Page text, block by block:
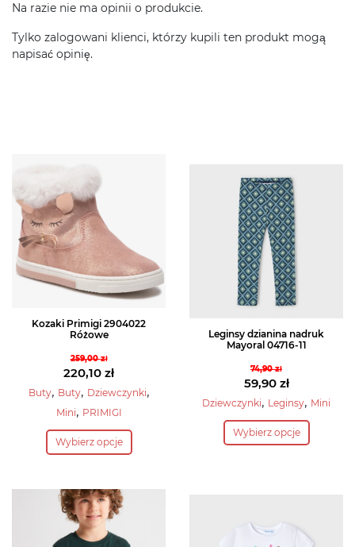
Na razie nie ma opinii o produkcie.
Tylko zalogowani klienci, którzy kupili ten produkt mogą
napisać opinię.
Kozaki Primigi 2904022
Różowe
259,00zł
Pierwotna
cena
wynosiła:
220,10 zł
Aktualna
cena
220,10 zł.
Buty, Buty, Dziewczynki,
Mini, PRIMIGI
Wybierz opcje
Ten
produkt
wiele
wariantów.
Opcje
Leginsy dzianina nadruk
Mayoral 04716-11
74,90zł
Pierwotna
cena
wynosiła:
74,90 zł.
59,90 zł
Aktualna
cena
wynosi:
Dziewczynki, Leginsy, Mini
Wybierz opcje
Ten
produkt
można